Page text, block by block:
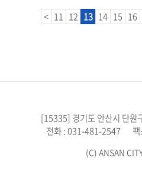
< 11 12 13 14 15 16
[15335] 경기도 안산시 단원
전화 : 031-481-2547
(C) ANSAN